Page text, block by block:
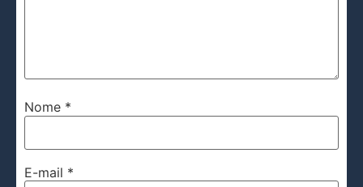
Nome *
E-mail *